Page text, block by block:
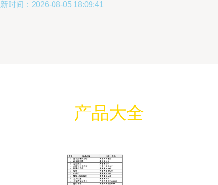
时间：2026-08-05 18:09:41
产品大全